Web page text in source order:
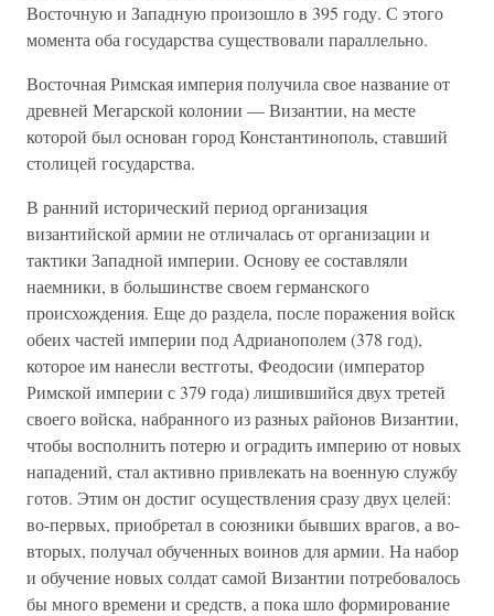
Восточную и Западную произошло в 395 году. С этого
момента оба государства существовали параллельно.
Восточная Римская империя получила свое название от
древней Мегарской колонии — Византии, на месте
которой был основан город Константинополь, ставший
столицей государства.
В ранний исторический период организация
византийской армии не отличалась от организации и
тактики Западной империи. Основу ее составляли
наемники, в большинстве своем германского
происхождения. Еще до раздела, после поражения войск
обеих частей империи под Адрианополем (378 год),
которое им нанесли вестготы, Феодосии (император
Римской империи с 379 года) лишившийся двух третей
своего войска, набранного из разных районов Византии,
чтобы восполнить потерю и оградить империю от новых
нападений, стал активно привлекать на военную службу
готов. Этим он достиг осуществления сразу двух целей:
во-первых, приобретал в союзники бывших врагов, а во-
вторых, получал обученных воинов для армии. На набор
и обучение новых солдат самой Византии потребовалось
бы много времени и средств, а пока шло формирование